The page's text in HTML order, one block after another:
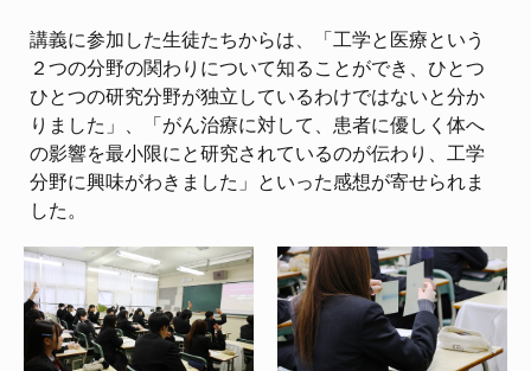
講義に参加した生徒たちからは、「工学と医療という
２つの分野の関わりについて知ることができ、ひとつ
ひとつの研究分野が独立しているわけではないと分か
りました」、「がん治療に対して、患者に優しく体へ
の影響を最小限にと研究されているのが伝わり、工学
分野に興味がわきました」といった感想が寄せられま
した。